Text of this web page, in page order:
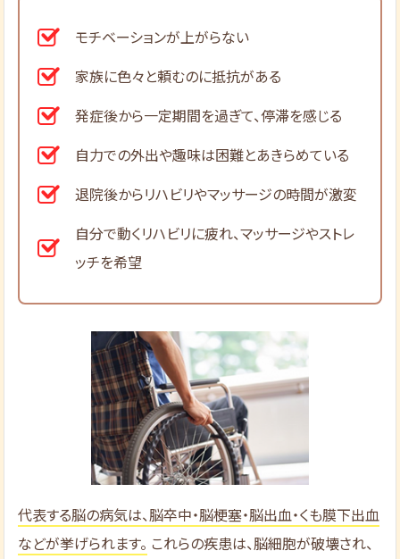
モチベーションが上がらない
家族に色々と頼むのに抵抗がある
発症後から一定期間を過ぎて、停滞を感じる
自力での外出や趣味は困難とあきらめている
退院後からリハビリやマッサージの時間が激変
自分で動くリハビリに疲れ、マッサージやストレ
ッチを希望
代表する脳の病気は、脳卒中・脳梗塞・脳出血・くも膜下出血
などが挙げられます。 これらの疾患は、脳細胞が破壊され、